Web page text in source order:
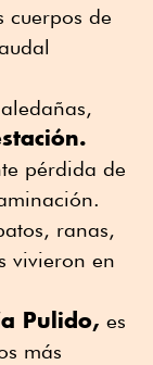
cuerpos de
pérdida de
ranas,
vivieron en
Pulido, es
más